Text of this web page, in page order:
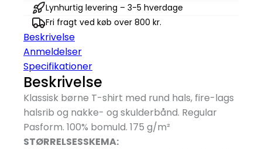
antalLynhurtig levering – 3-5 hverdage
Fri fragt ved køb over 800 kr.
Beskrivelse
Anmeldelser
Specifikationer
Beskrivelse
Klassisk børne T-shirt med rund hals, fire-lags
halsrib og nakke- og skulderbånd. Regular
Pasform. 100% bomuld. 175 g/m²
STØRRELSESSKEMA: